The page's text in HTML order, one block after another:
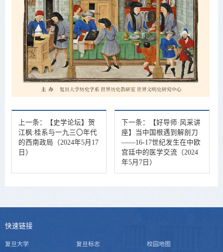
上一条：
【史学论坛】贺
江枫:桂系与一九三〇年代
的西南政局（2024年5月17
日）
下一条：
【好导师·风采讲
座】当中国根遇到解剖刀
——16-17世纪发生在中欧
宫廷中的医学交流（2024
年5月7日）
快速链接
复旦大学 复旦标志 校园地图